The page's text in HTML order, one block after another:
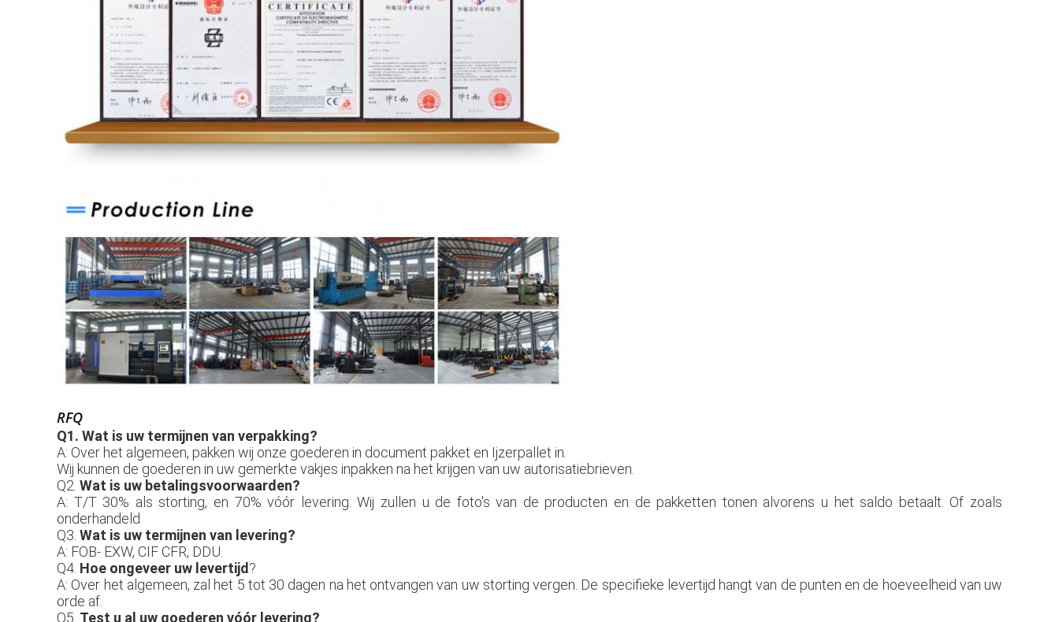
RFQ
Q1. Wat is uw termijnen van verpakking?
A: Over het algemeen, pakken wij onze goederen in document pakket en Ijzerpallet in.
Wij kunnen de goederen in uw gemerkte vakjes inpakken na het krijgen van uw autorisatiebrieven.
Q2. Wat is uw betalingsvoorwaarden?
A: T/T 30% als storting, en 70% vóór levering. Wij zullen u de foto's van de producten en de pakketten tonen alvorens u het saldo betaalt. Of zoals
onderhandeld
Q3. Wat is uw termijnen van levering?
A: FOB- EXW, CIF CFR, DDU.
Q4. Hoe ongeveer uw levertijd ?
A: Over het algemeen, zal het 5 tot 30 dagen na het ontvangen van uw storting vergen. De specifieke levertijd hangt van de punten en de hoeveelheid van uw
orde af.
Q5. Test u al uw goederen vóór levering?